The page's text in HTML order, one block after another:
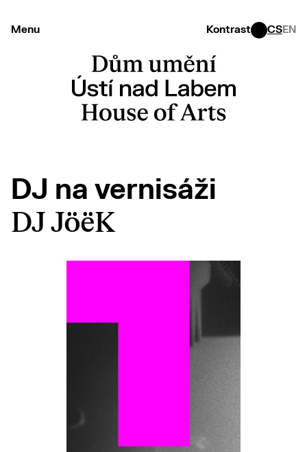
Menu Kontrast CSEN
DJ na vernisáži
DJ JöëK